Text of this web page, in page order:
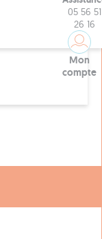
05 56 51
26 16
Mon
compte